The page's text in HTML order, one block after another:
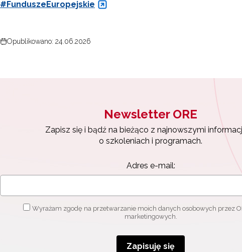
#FunduszeEuropejskie
Opublikowano: 24.06.2026
Newsletter ORE
Zapisz się i bądź na bieżąco z najnowszymi
o szkoleniach i programach.
Adres e-mail:
Wyrażam zgodę na przetwarzanie moich danych osobowych przez
marketingowych.
Zapisuję się